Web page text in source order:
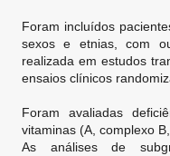
Foram incluídos
sexos e etnias, com
realizada em estudos
ensaios clínicos
Foram avaliadas
vitaminas (A, complexo
As análises de